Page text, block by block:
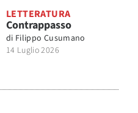
LETTERATURA
Contrappasso
di Filippo Cusumano
14 Luglio 2026